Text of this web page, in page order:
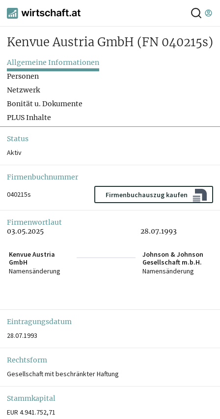
Kenvue Austria GmbH (FN 040215s)
Allgemeine Informationen
Personen
Netzwerk
Bonität u. Dokumente
PLUS Inhalte
Status
Aktiv
Firmenbuchnummer
040215s
Firmenbuchauszug kaufen
Firmenwortlaut
03.05.2025
Kenvue Austria
GmbH
Namensänderung
28.07.1993
Johnson & Johnson
Gesellschaft m.b.H.
Namensänderung
Eintragungsdatum
28.07.1993
Rechtsform
Gesellschaft mit beschränkter Haftung
Stammkapital
EUR 4.941.752,71